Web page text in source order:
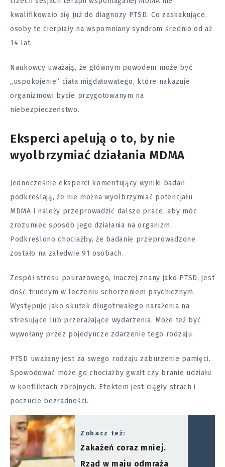
kwalifikowało się już do diagnozy PTSD. Co zaskakujące,
osoby te cierpiały na wspomnianysyndrom średnio od aż
14 lat.
Naukowcy uważają, że głównym powodem może być
„uspokojenie” ciała migdałowatego, które nakazuje
organizmowi bycie przygotowanym na
niebezpieczeństwo.
Eksperci apelują o to, by nie
wyolbrzymiać działania MDMA
Jednocześnie eksperci komentujący wyniki badań
podkreślają, że nie można wyolbrzymiać potencjału
MDMA i należy przeprowadzić dalsze prace, aby móc
zrozumieć sposób jego działania na organizm.
Podkreślono chociażby, że badanie przeprowadzone
zostało na zaledwie 91 osobach.
Zespół stresu pourazowego, inaczej znany jako PTSD, jest
dość trudnym w leczeniu schorzeniem psychicznym.
Występuje jako skutek długotrwałego narażenia na
stresujące lub przerażające wydarzenia. Może też być
wywołany przez pojedyncze zdarzenie tego rodzaju.
PTSD uważany jest za swego rodzaju zaburzenie pamięci.
Spowodować może go chociażby gwałt czy branie udziału
w konfliktach zbrojnych. Efektem jest ciągły strach i
poczucie bezradności.
Zobacz też:
Zakażeń coraz mniej.
Rząd w maju odmraża